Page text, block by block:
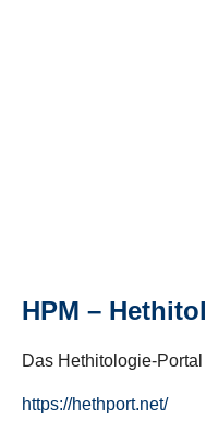
HPM –
Das Hethitologie-
https://hethport.net/